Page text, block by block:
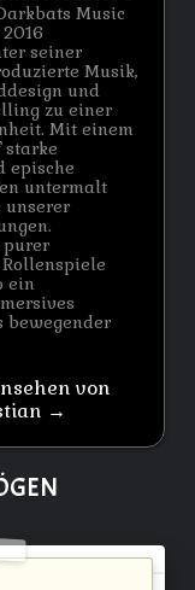
Music
seiner
Musik,
und
zu einer
Mit einem
starke
epische
untermalt
unserer
purer
ein
bewegender
von
→